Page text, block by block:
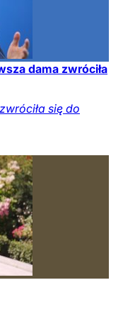
dama zwróciła
się do